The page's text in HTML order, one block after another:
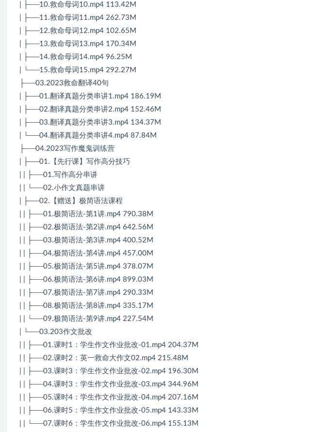
| ├──10.救命母词10.mp4 113.42M
| ├──11.救命母词11.mp4 262.73M
| ├──12.救命母词12.mp4 102.65M
| ├──13.救命母词13.mp4 170.34M
| ├──14.救命母词14.mp4 96.25M
| └──15.救命母词15.mp4 292.27M
├──03.2023救命翻译40句
| ├──01.翻译真题分类串讲1.mp4 186.19M
| ├──02.翻译真题分类串讲2.mp4 152.46M
| ├──03.翻译真题分类串讲3.mp4 134.37M
| └──04.翻译真题分类串讲4.mp4 87.84M
├──04.2023写作魔鬼训练营
| ├──01.【先行课】写作高分技巧
| | ├──01.写作高分串讲
| | └──02.小作文真题串讲
| ├──02.【赠送】极简语法课程
| | ├──01.极简语法-第1讲.mp4 790.38M
| | ├──02.极简语法-第2讲.mp4 642.56M
| | ├──03.极简语法-第3讲.mp4 400.52M
| | ├──04.极简语法-第4讲.mp4 457.00M
| | ├──05.极简语法-第5讲.mp4 378.07M
| | ├──06.极简语法-第6讲.mp4 899.03M
| | ├──07.极简语法-第7讲.mp4 290.33M
| | ├──08.极简语法-第8讲.mp4 335.17M
| | └──09.极简语法-第9讲.mp4 227.54M
| └──03.203作文批改
| | ├──01.课时1：学生作文作业批改-01.mp4 204.37M
| | ├──02.课时2：英一救命大作文02.mp4 215.48M
| | ├──03.课时3：学生作文作业批改-02.mp4 196.30M
| | ├──04.课时3：学生作文作业批改-03.mp4 344.96M
| | ├──05.课时4：学生作文作业批改-04.mp4 207.16M
| | ├──06.课时5：学生作文作业批改-05.mp4 143.33M
| | └──07.课时6：学生作文作业批改-06.mp4 155.13M